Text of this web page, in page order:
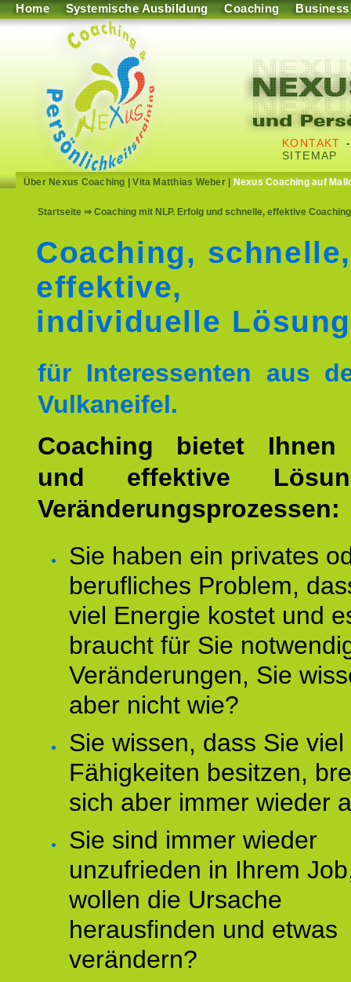
Home Systemische Ausbildung Coaching Business
KONTAKT
SITEMAP
Über Nexus Coaching |Vita Matthias Weber| Nexus Coaching auf
Startseite ⇒ Coaching mit NLP. Erfolg und schnelle, effektive
Coaching, schnelle,
effektive,
individuelle
für Interessenten aus
Vulkaneifel.
Coaching bietet Ihnen
und effektive
Veränderungsprozessen:
Sie haben ein privates
berufliches Problem,
viel Energie kostet und
braucht für Sie
Veränderungen, Sie
aber nicht wie?
Sie wissen, dass Sie
Fähigkeiten besitzen,
sich aber immer wieder
Sie sind immer wieder
unzufrieden in Ihrem
wollen die Ursache
herausfinden und etwas
verändern?